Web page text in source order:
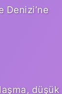
Denizi’ne
düşük